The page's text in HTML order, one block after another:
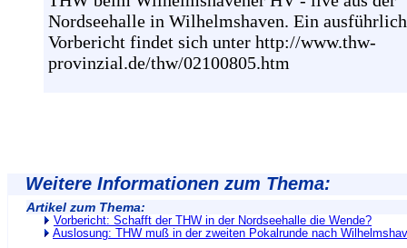
Nordseehalle in Wilhelmshaven. Ein
Vorbericht findet sich unter http://www.thw-
provinzial.de/thw/02100805.htm
Weitere Informationen zum Thema:
Artikel zum Thema:
Vorbericht: Schafft der THW in der Nordseehalle die Wende?
Auslosung: THW muß in der zweiten Pokalrunde nach